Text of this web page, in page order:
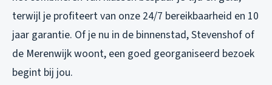
terwijl je profiteert van onze 24/7 bereikbaarheid en 10
jaar garantie. Of je nu in de binnenstad, Stevenshof of
de Merenwijk woont, een goed georganiseerd bezoek
begint bij jou.